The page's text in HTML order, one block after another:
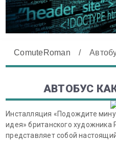
ComuteRoman /
АВТОБУС
Инсталляция «Подождите
идея» британского художника
представляет собой